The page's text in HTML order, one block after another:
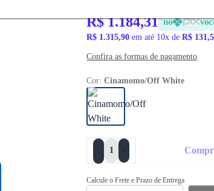
R$ 1.184,31 no
R$ 1.315,90 em até 10x deR$
Confira as formas de pagamento
Cor:Cinamomo/Off White
Calcule o Frete e Prazo de Entrega